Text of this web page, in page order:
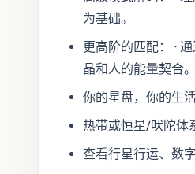
为基础。
更高阶的匹配： ·
晶和人的能量契合。
你的星盘，你的生
热带或恒星/吠陀体
查看行星行运、数